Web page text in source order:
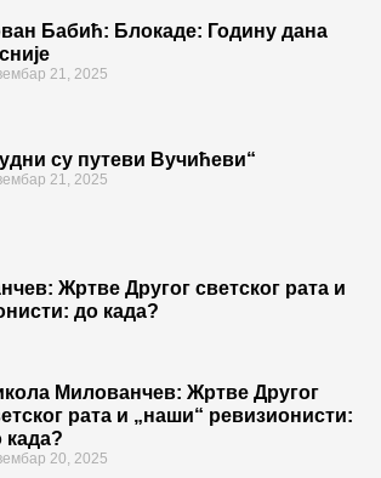
Бабић: Блокаде: Годину дана
21, 2025
су путеви Вучићеви“
21, 2025
Жртве Другог светског рата и
до када?
Милованчев: Жртве Другог
рата и „наши“ ревизионисти:
када?
20, 2025